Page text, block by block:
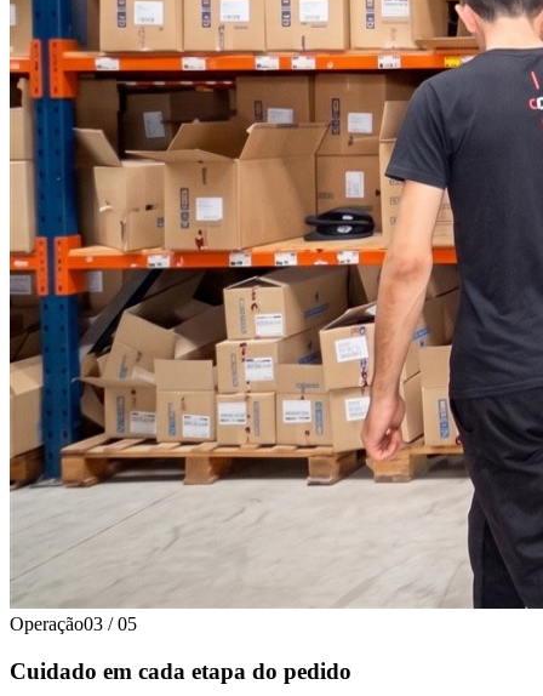
Operação03 / 05
Cuidado em cada etapa do pedido